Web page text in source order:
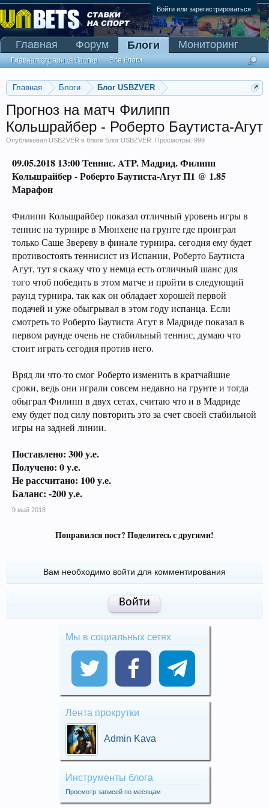
Войти или зарегистрироваться
Главная Блоги Блог USBZVER
Прогноз на матч Филипп
Кольшрайбер - Роберто Баутиста-Агут
Опубликовал USBZVER в блоге Блог USBZVER . Просмотры: 999
09.05.2018 13:00Теннис. ATP. Мадрид. Филипп
Кольшрайбер - Роберто Баутиста-Агут П1 @ 1.85
Марафон
Филипп Кольшрайбер показал отличный уровень игры в
теннис на турнире в Мюнхене на грунте где проиграл
только Саше Звереву в финале турнира, сегодня ему будет
противостоять теннисист из Испании, Роберто Баутиста
Агут, тут я скажу что у немца есть отличный шанс для
того чтоб победить в этом матче и пройти в следующий
раунд турнира, так как он обладает хорошей первой
подачей и уже обыгрывал в этом году испанца. Если
смотреть то Роберто Баутиста Агут в Мадриде показал в
первом раунде очень не стабильный теннис, думаю что
стоит играть сегодня против него.
Вряд ли что-то смог Роберто изменить в кратчайшие
сроки, ведь они играли совсем недавно на грунте и тогда
обыграл Филипп в двух сетах, считаю что и в Мадриде
ему будет под силу повторить это за счет своей стабильной
игры на задней линии.
Поставлено: 300 у.е.
Получено: 0 у.е.
Не рассчитано: 100 у.е.
Баланс: -200 у.е.
9 май 2018
Понравился пост? Поделитесь с другими!
Вам необходимо войти для комментирования
Войти
Мы в социальных сетях
Лента прокрутки
Admin Kava
Инструменты блога
Просмотр записей по месяцам
Главная Форум Блоги
Главная страница блогов Все блоги
Мониторинг
Сканер Pinnacle